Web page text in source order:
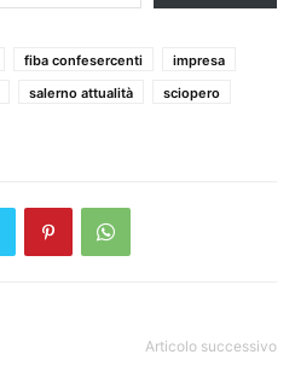
fiba confesercenti
impresa
salerno attualità
sciopero
Articolo successivo